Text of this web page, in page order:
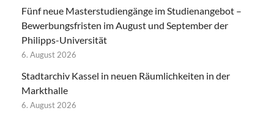
Fünf neue Masterstudiengänge im Studienangebot –
Bewerbungsfristen im August und September der
Philipps-Universität
6. August 2026
Stadtarchiv Kassel in neuen Räumlichkeiten in der
Markthalle
6. August 2026